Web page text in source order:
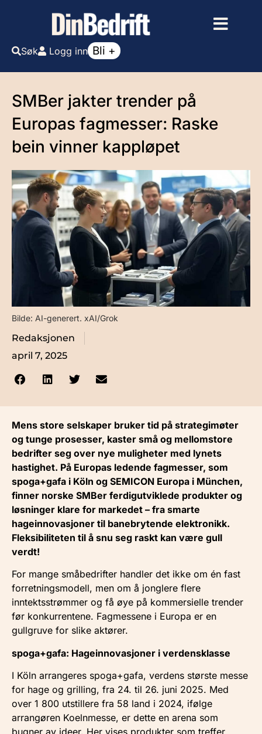
Søk Logg inn Bli +
SMBer jakter trender på
Europas fagmesser: Raske
bein vinner kappløpet
Bilde: AI-generert. xAI/Grok
Redaksjonen
april 7, 2025
Mens store selskaper bruker tid på strategimøter
og tunge prosesser, kaster små og mellomstore
bedrifter seg over nye muligheter med lynets
hastighet. På Europas ledende fagmesser, som
spoga+gafa i Köln og SEMICON Europa i München,
finner norske SMBer ferdigutviklede produkter og
løsninger klare for markedet – fra smarte
hageinnovasjoner til banebrytende elektronikk.
Fleksibiliteten til å snu seg raskt kan være gull
verdt!
For mange småbedrifter handler det ikke om én fast
forretningsmodell, men om å jonglere flere
inntektsstrømmer og få øye på kommersielle trender
før konkurrentene. Fagmessene i Europa er en
gullgruve for slike aktører.
spoga+gafa: Hageinnovasjoner i verdensklasse
I Köln arrangeres spoga+gafa, verdens største messe
for hage og grilling, fra 24. til 26. juni 2025. Med
over 1 800 utstillere fra 58 land i 2024, ifølge
arrangøren Koelnmesse, er dette en arena som
bugner av ideer. Her vises produkter som treffer